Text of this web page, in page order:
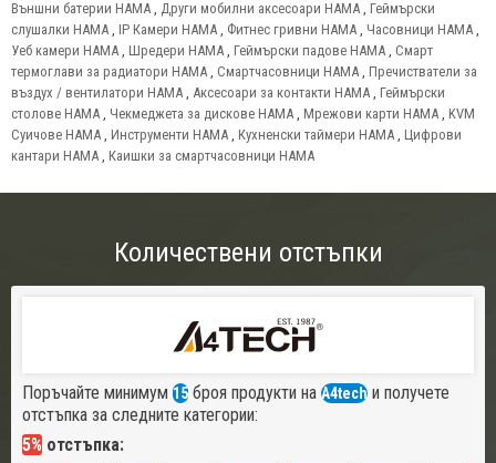
Външни батерии HAMA , Други мобилни аксесоари HAMA , Геймърски
слушалки HAMA , IP Камери HAMA , Фитнес гривни HAMA , Часовници HAMA ,
Уеб камери HAMA , Шредери HAMA , Геймърски падове HAMA , Смарт
термоглави за радиатори HAMA , Смартчасовници HAMA , Пречистватели за
въздух / вентилатори HAMA , Аксесоари за контакти HAMA , Геймърски
столове HAMA , Чекмеджета за дискове HAMA , Мрежови карти HAMA , KVM
Суичове HAMA , Инструменти HAMA , Кухненски таймери HAMA , Цифрови
кантари HAMA , Каишки за смартчасовници HAMA
Количествени отстъпки
Поръчайте минимум 15 броя продукти на A4tech и получете
отстъпка за следните категории:
5% отстъпка: